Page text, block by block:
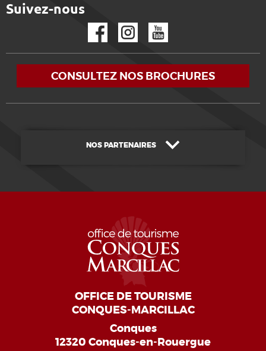
Suivez-nous
CONSULTEZ NOS BROCHURES
NOS PARTENAIRES
OFFICE DE TOURISME
CONQUES-MARCILLAC
Conques
12320 Conques-en-Rouergue